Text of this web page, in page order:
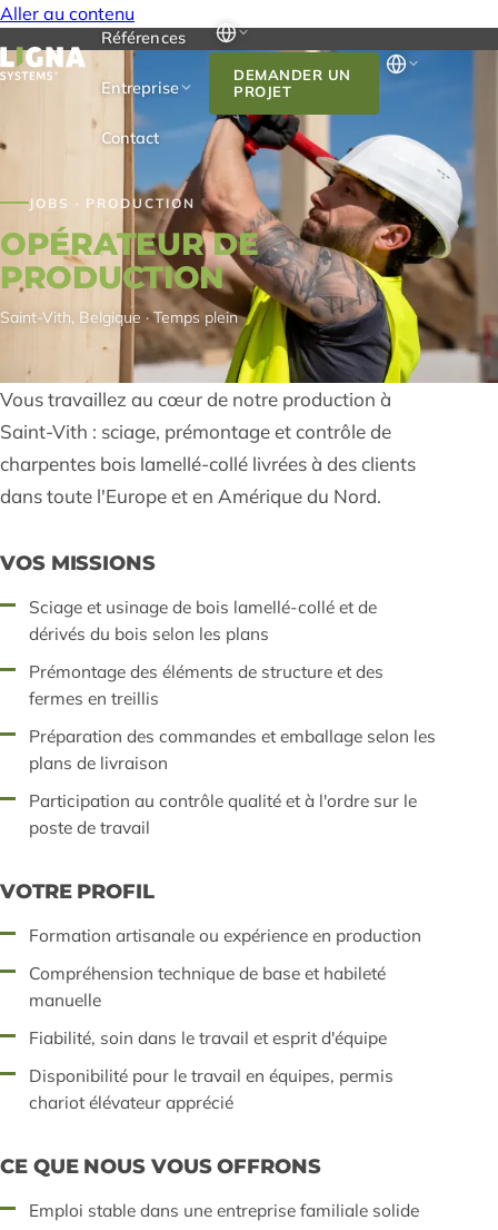
Aller au contenu
Références
Entreprise
Contact
DEMANDER UN
PROJET
JOBS · PRODUCTION
OPÉRATEUR DE
PRODUCTION
Saint-Vith, Belgique · Temps plein
Vous travaillez au cœur de notre production à
Saint-Vith : sciage, prémontage et contrôle de
charpentes bois lamellé-collé livrées à des clients
dans toute l'Europe et en Amérique du Nord.
VOS MISSIONS
Sciage et usinage de bois lamellé-collé et de
dérivés du bois selon les plans
Prémontage des éléments de structure et des
fermes en treillis
Préparation des commandes et emballage selon les
plans de livraison
Participation au contrôle qualité et à l'ordre sur le
poste de travail
VOTRE PROFIL
Formation artisanale ou expérience en production
Compréhension technique de base et habileté
manuelle
Fiabilité, soin dans le travail et esprit d'équipe
Disponibilité pour le travail en équipes, permis
chariot élévateur apprécié
CE QUE NOUS VOUS OFFRONS
Emploi stable dans une entreprise familiale solide